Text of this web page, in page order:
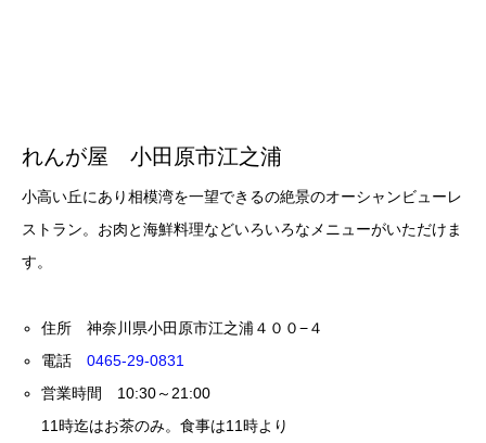
れんが屋 小田原市江之浦
小高い丘にあり相模湾を一望できるの絶景のオーシャンビューレ
ストラン。お肉と海鮮料理などいろいろなメニューがいただけま
す。
住所 神奈川県小田原市江之浦４００−４
電話0465-29-0831
営業時間 10:30～21:00
11時迄はお茶のみ。食事は11時より